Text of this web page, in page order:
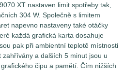
XT nastaven limit spotřeby tak,
304 W. Společně s limitem
napevno nastaveny také otáčky
každá grafická karta dosahuje
pak při ambientní teplotě místnosti
zahřívány a dalších 5 minut jsou u
čipu a pamětí. Čím nižších